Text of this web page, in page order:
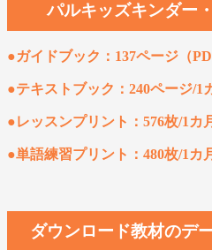
パルキッズキンダー
●ガイドブック：137ページ（
●テキストブック：240ページ/1
●レッスンプリント：576枚/1カ
●単語練習プリント：480枚/1カ
ダウンロード教材のデ